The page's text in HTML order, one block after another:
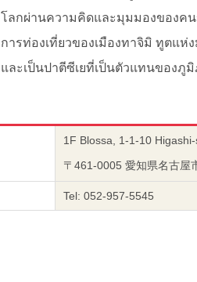
โลกผ่านความคิดและมุมมองของคน
การท่องเที่ยวของเมืองทาจิมิ ทูตแ
และเป็นปาตีซีเยที่เป็นตัวแทนของภู
1F Blossa, 1-1-10
〒461-0005 愛知県名古屋
Tel: 052-957-5545